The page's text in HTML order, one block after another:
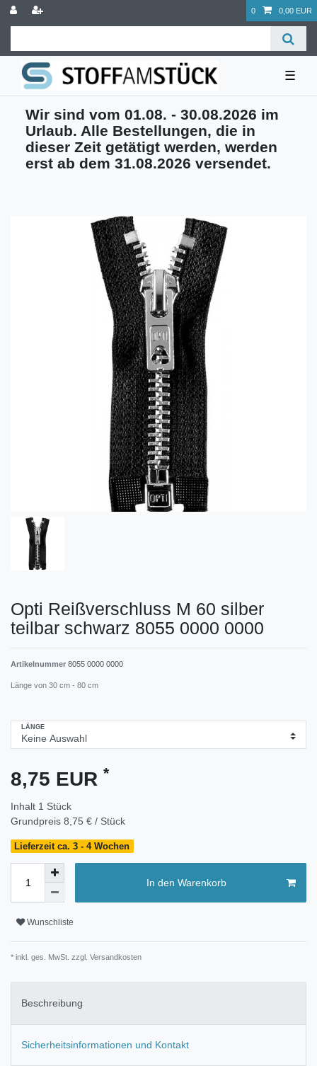
0 0,00 EUR
☰
Wir sind vom 01.08. - 30.08.2026 im
Urlaub. Alle Bestellungen, die in
dieser Zeit getätigt werden, werden
erst ab dem 31.08.2026 versendet.
Opti Reißverschluss M 60 silber
teilbar schwarz 8055 0000 0000
Artikelnummer 8055 0000 0000
Länge von 30 cm - 80 cm
LÄNGE
8,75 EUR *
Inhalt 1 Stück
Grundpreis 8,75 € / Stück
Lieferzeit ca. 3 - 4 Wochen
In den Warenkorb
Wunschliste
* inkl. ges. MwSt. zzgl. Versandkosten
Beschreibung
Sicherheitsinformationen und Kontakt